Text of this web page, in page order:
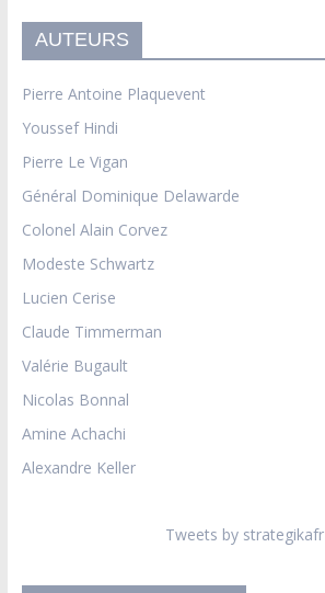
AUTEURS
Pierre Antoine Plaquevent
Youssef Hindi
Pierre Le Vigan
Général Dominique Delawarde
Colonel Alain Corvez
Modeste Schwartz
Lucien Cerise
Claude Timmerman
Valérie Bugault
Nicolas Bonnal
Amine Achachi
Alexandre Keller
Tweets by strategikafr